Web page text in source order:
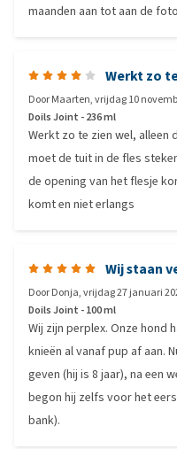
maanden aan tot aan de
Werkt zo
DoorMaarten,vrijdag 10
Doils Joint - 236 ml
Werkt zo te zien wel, alleen
moet de tuit in de fles
de opening van het flesje
komt en niet erlangs
Wij staan
DoorDonja,vrijdag 27 januari
Doils Joint - 100 ml
Wij zijn perplex. Onze hond
knieën al vanaf pup af aan.
geven (hij is 8 jaar), na een
begon hij zelfs voor het
bank).